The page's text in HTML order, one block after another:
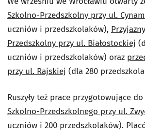
Szkolno-Przedszkolny przy ul.
uczniów i przedszkolaków),
Przedszkolny przy ul. Białostockiej
uczniów i przedszkolaków) oraz
przy ul. Rajskiej (dla 280
Ruszyły też prace przygotowujące
Szkolno-Przedszkolnego przy ul.
uczniów i 200 przedszkolaków).